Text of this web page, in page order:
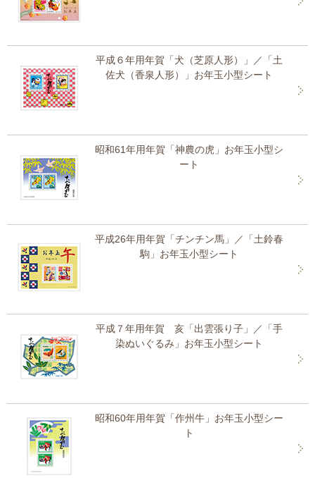
平成６年用年賀「犬（芝原人形）」／「土
佐犬（香泉人形）」お年玉小型シート
昭和61年用年賀「神農の虎」お年玉小型シ
ート
平成26年用年賀「チンチン馬」／「土鈴春
駒」お年玉小型シート
平成７年用年賀 亥「出雲張り子」／「手
染ぬいぐるみ」お年玉小型シート
昭和60年用年賀「作州牛」お年玉小型シー
ト